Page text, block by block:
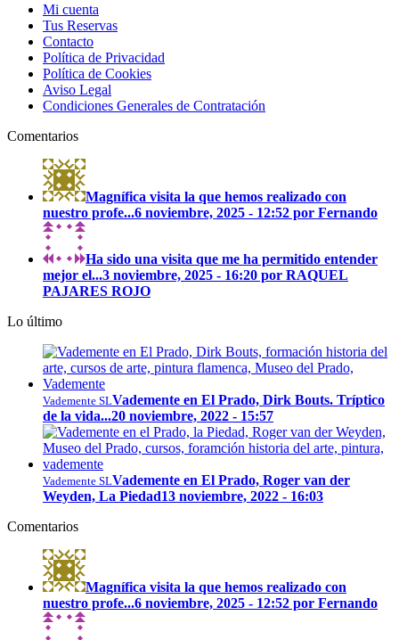
Mi cuenta
Tus Reservas
Contacto
Política de Privacidad
Política de Cookies
Aviso Legal
Condiciones Generales de Contratación
Comentarios
Magnífica visita la que hemos realizado con
nuestro profe...6 noviembre, 2025 - 12:52 por Fernando
Ha sido una visita que me ha permitido entender
mejor el...3 noviembre, 2025 - 16:20 por RAQUEL
PAJARES ROJO
Lo último
Vademente SLVademente en El Prado, Dirk Bouts. Tríptico
de la vida...20 noviembre, 2022 - 15:57
Vademente SLVademente en El Prado, Roger van der
Weyden, La Piedad13 noviembre, 2022 - 16:03
Comentarios
Magnífica visita la que hemos realizado con
nuestro profe...6 noviembre, 2025 - 12:52 por Fernando